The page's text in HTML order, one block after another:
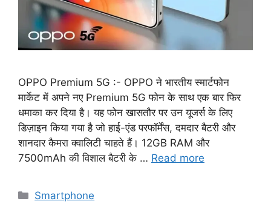
OPPO Premium 5G :- OPPO ने भारतीय स्मार्टफोन
मार्केट में अपने नए Premium 5G फोन के साथ एक बार फिर
धमाका कर दिया है। यह फोन खासतौर पर उन यूजर्स के लिए
डिज़ाइन किया गया है जो हाई-एंड परफॉर्मेंस, दमदार बैटरी और
शानदार कैमरा क्वालिटी चाहते हैं। 12GB RAM और
7500mAh की विशाल बैटरी के … Read more
Categories
Smartphone